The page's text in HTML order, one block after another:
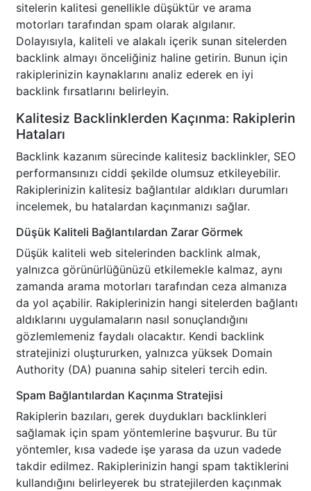
sitelerin kalitesi genellikle düşüktür ve arama
motorları tarafından spam olarak algılanır.
Dolayısıyla, kaliteli ve alakalı içerik sunan sitelerden
backlink almayı önceliğiniz haline getirin. Bunun için
rakiplerinizin kaynaklarını analiz ederek en iyi
backlink fırsatlarını belirleyin.
Kalitesiz Backlinklerden Kaçınma: Rakiplerin
Hataları
Backlink kazanım sürecinde kalitesiz backlinkler, SEO
performansınızı ciddi şekilde olumsuz etkileyebilir.
Rakiplerinizin kalitesiz bağlantılar aldıkları durumları
incelemek, bu hatalardan kaçınmanızı sağlar.
Düşük Kaliteli Bağlantılardan Zarar Görmek
Düşük kaliteli web sitelerinden backlink almak,
yalnızca görünürlüğünüzü etkilemekle kalmaz, aynı
zamanda arama motorları tarafından ceza almanıza
da yol açabilir. Rakiplerinizin hangi sitelerden bağlantı
aldıklarını uygulamaların nasıl sonuçlandığını
gözlemlemeniz faydalı olacaktır. Kendi backlink
stratejinizi oluştururken, yalnızca yüksek Domain
Authority (DA) puanına sahip siteleri tercih edin.
Spam Bağlantılardan Kaçınma Stratejisi
Rakiplerin bazıları, gerek duydukları backlinkleri
sağlamak için spam yöntemlerine başvurur. Bu tür
yöntemler, kısa vadede işe yarasa da uzun vadede
takdir edilmez. Rakiplerinizin hangi spam taktiklerini
kullandığını belirleyerek bu stratejilerden kaçınmak